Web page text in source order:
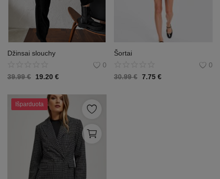
Džinsai slouchy
0
39.99€ 19.20 €
Šortai
0
30.99€ 7.75 €
Išparduota